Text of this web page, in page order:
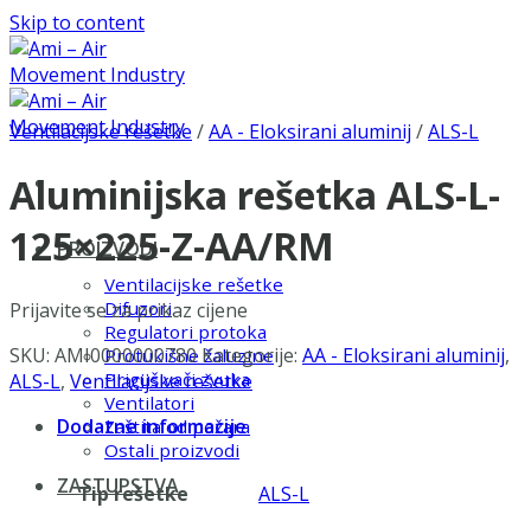
Skip to content
PROIZVODI
Ventilacijske rešetke
Difuzori
Regulatori protoka
Protukišne žaluzine
Prigušivači zvuka
Ventilatori
Zaštita od požara
Ostali proizvodi
ZASTUPSTVA
Ventilacijske rešetke /AA - Eloksirani aluminij /ALS-L
Aluminijska rešetka ALS-L-
125×225-Z-AA/RM
Prijavite se za prikaz cijene
SKU: AMI0000000780 Kategorije: AA - Eloksirani aluminij,
ALS-L, Ventilacijske rešetke
Dodatne informacije
Tip rešetke ALS-L